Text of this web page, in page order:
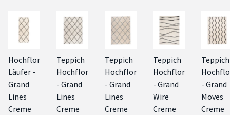
Hochflor
Läufer -
Grand
Lines
Creme
Teppich
Hochflor
- Grand
Lines
Creme
Teppich
Hochflor
- Grand
Lines
Creme
Teppich
Hochflor
- Grand
Wire
Creme
Teppich
- Grand
Moves
Creme